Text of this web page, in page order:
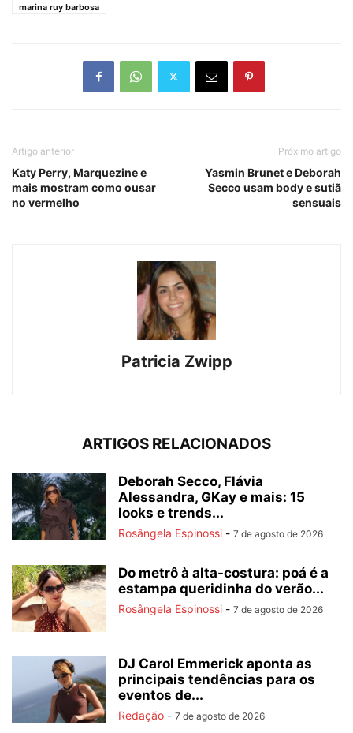
marina ruy barbosa
Artigo anterior
Katy Perry, Marquezine e
mais mostram como ousar
no vermelho
Próximo artigo
Yasmin Brunet e Deborah
Secco usam body e sutiã
sensuais
Patricia Zwipp
ARTIGOS RELACIONADOS
Deborah Secco, Flávia
Alessandra, GKay e mais: 15
looks e trends...
Rosângela Espinossi - 7 de agosto de 2026
Do metrô à alta-costura: poá é a
estampa queridinha do verão...
Rosângela Espinossi - 7 de agosto de 2026
DJ Carol Emmerick aponta as
principais tendências para os
eventos de...
Redação - 7 de agosto de 2026